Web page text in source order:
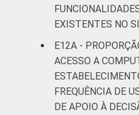
EXISTENTES NO
E12A -
ACESSO A
FREQUÊNCIA DE
DE APOIO À